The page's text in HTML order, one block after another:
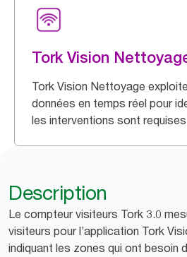
Tork Vision
Tork Vision Nettoyage
données en temps réel pour
les interventions sont requises
Description
Le compteur visiteurs Tork 3.0
visiteurs pour l’application Tork
indiquant les zones qui ont besoin